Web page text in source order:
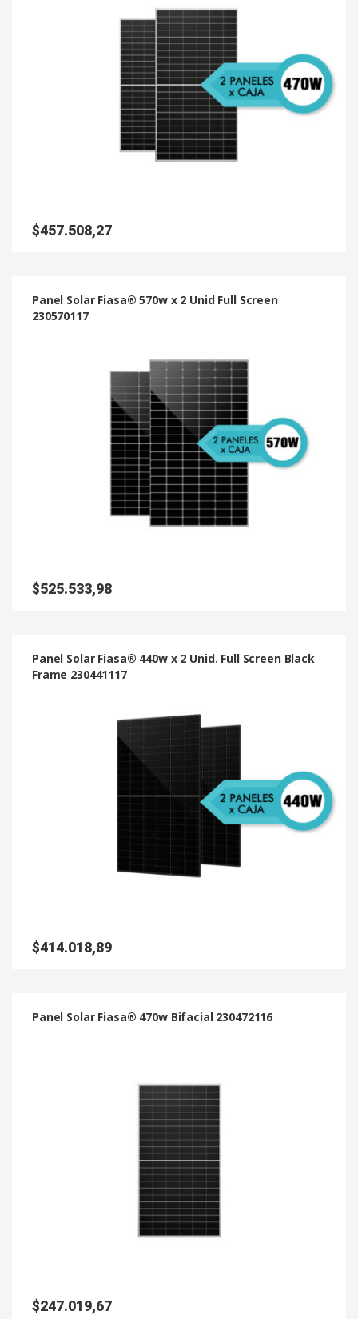
$457.508,27
Panel Solar Fiasa® 570w x 2 Unid Full Screen
230570117
$525.533,98
Panel Solar Fiasa® 440w x 2 Unid. Full Screen Black
Frame 230441117
$414.018,89
Panel Solar Fiasa® 470w Bifacial 230472116
$247.019,67